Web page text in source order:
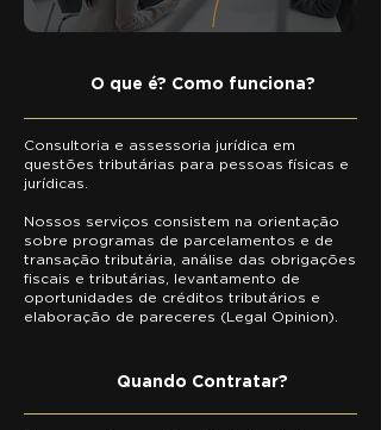
O que é? Como funciona?
Consultoria e assessoria jurídica em
questões tributárias para pessoas físicas e
jurídicas.
Nossos serviços consistem na orientação
sobre programas de parcelamentos e de
transação tributária, análise das obrigações
fiscais e tributárias, levantamento de
oportunidades de créditos tributários e
elaboração de pareceres (Legal Opinion).
Quando Contratar?